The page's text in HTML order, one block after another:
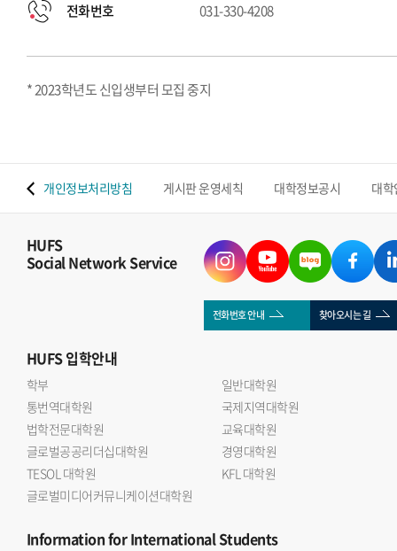
전화번호 031-330-4208
* 2023학년도 신입생부터 모집 중지
개인정보처리방침 게시판 운영세칙 대학정보공시 대
HUFS
Social Network Service
전화번호 안내 찾아오시는 길
HUFS입학안내
학부
일반대학원
통번역대학원
국제지역대학원
법학전문대학원
교육대학원
글로벌공공리더십대학원
경영대학원
TESOL 대학원
KFL 대학원
글로벌미디어커뮤니케이션대학원
Informationfor International Students